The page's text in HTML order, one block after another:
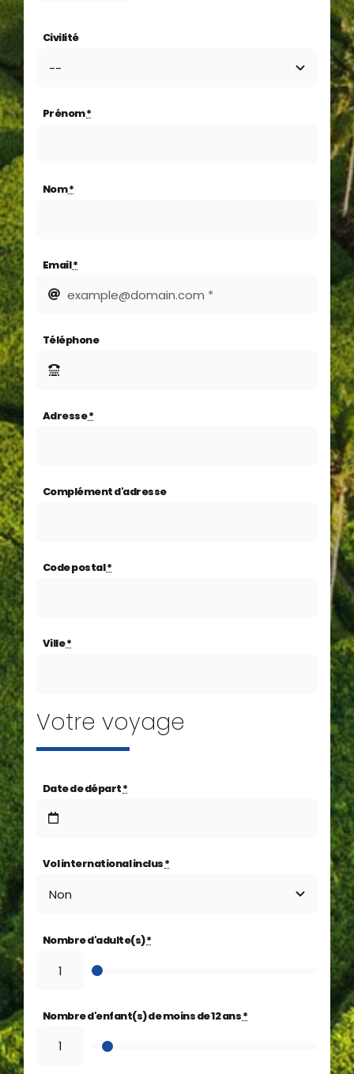
Civilité
Prénom*
Nom*
Email*
Téléphone
Adresse*
Complément d'adresse
Code postal*
Ville*
Votre voyage
Date de départ*
Vol international inclus*
Nombre d'adulte(s)*
Nombre d'enfant(s) de moins de 12 ans*